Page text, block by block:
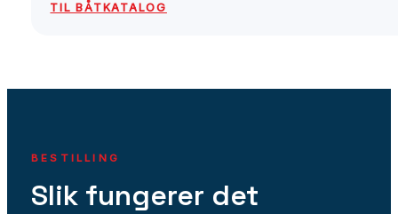
TIL BÅTKATALOG
BESTILLING
Slik fungerer det